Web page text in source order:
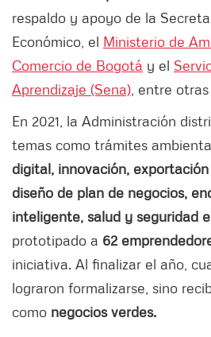
respaldo y apoyo de la
Económico, el Ministerio de
Comercio de Bogotá y el
Aprendizaje (Sena) , entre
En 2021, la Administración
temas como trámites
digital, innovación,
diseño de plan de negocios,
inteligente, salud y seguridad
prototipado a 62
iniciativa. Al finalizar el año,
lograron formalizarse, sino
como negocios verdes.